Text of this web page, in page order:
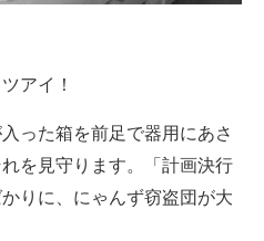
アイ！
った箱を前足で器用にあさ
を見守ります。「計画決行
りに、にゃんず窃盗団が大